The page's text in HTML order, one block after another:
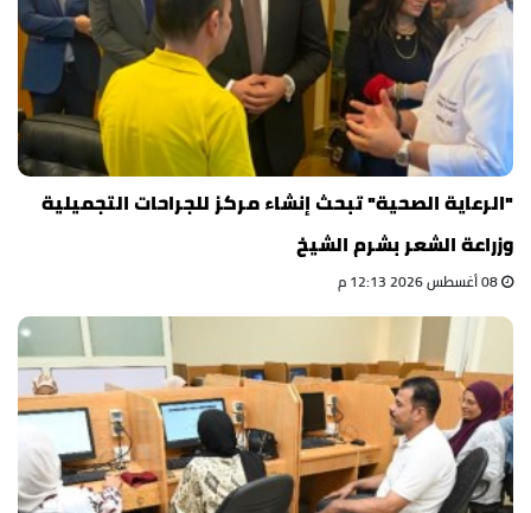
"الرعاية الصحية" تبحث إنشاء مركز للجراحات التجميلية
وزراعة الشعر بشرم الشيخ